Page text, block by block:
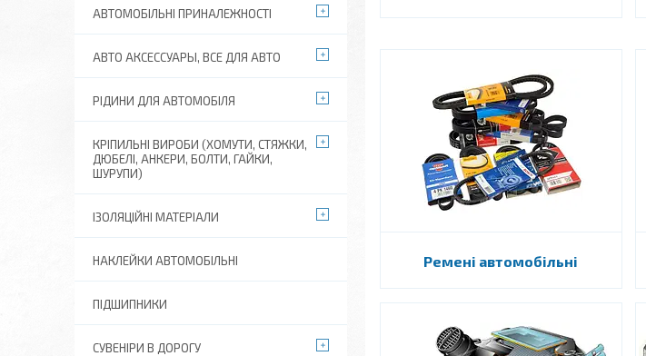
Ремені автомобільні
АВТОМОБІЛЬНІ ПРИНАЛЕЖНОСТІ
АВТО АКСЕССУАРЫ, ВСЕ ДЛЯ АВТО
РІДИНИ ДЛЯ АВТОМОБІЛЯ
КРІПИЛЬНІ ВИРОБИ (ХОМУТИ, СТЯЖКИ,
ДЮБЕЛІ, АНКЕРИ, БОЛТИ, ГАЙКИ,
ШУРУПИ)
ІЗОЛЯЦІЙНІ МАТЕРІАЛИ
НАКЛЕЙКИ АВТОМОБІЛЬНІ
ПІДШИПНИКИ
СУВЕНІРИ В ДОРОГУ